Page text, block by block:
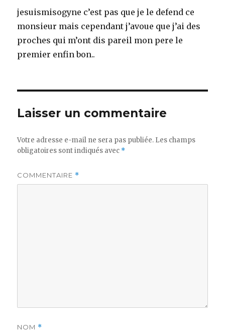
jesuismisogyne c’est pas que je le defend ce
monsieur mais cependant j’avoue que j’ai des
proches qui m’ont dis pareil mon pere le
premier enfin bon..
Laisser un commentaire
Votre adresse e-mail ne sera pas publiée. Les champs
obligatoires sont indiqués avec *
COMMENTAIRE *
NOM *